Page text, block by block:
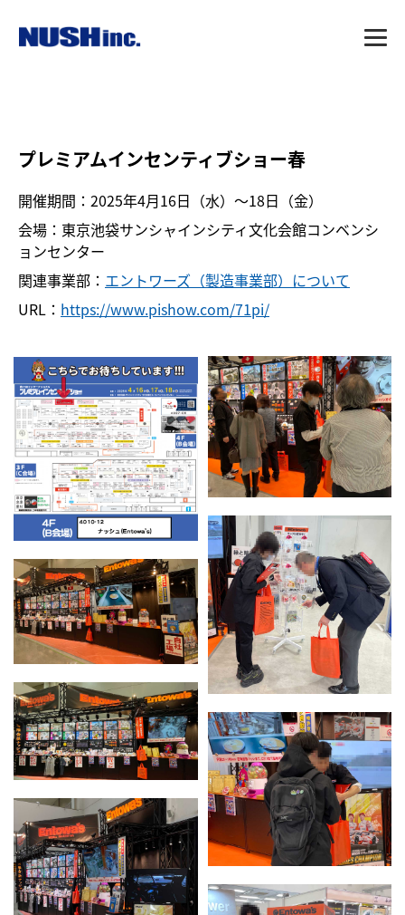
プレミアムインセンティブショー春
開催期間：2025年4月16日（水）〜18日（金）
会場：東京池袋サンシャインシティ文化会館コンベンシ
ョンセンター
関連事業部： エントワーズ（製造事業部）について
URL： https://www.pishow.com/71pi/